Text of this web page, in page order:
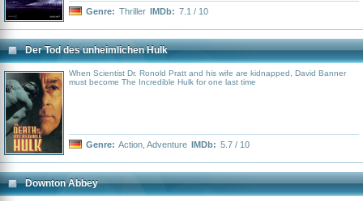
Genre: Thriller IMDb: 7.1 / 10
Der Tod des unheimlichen Hulk
When Scientist Dr. Ronold Pratt and his wife are kidnapped, David Banner
must become The Incredible Hulk for one last time
Genre: Action Adventure IMDb: 5.7 / 10
Downton Abbey